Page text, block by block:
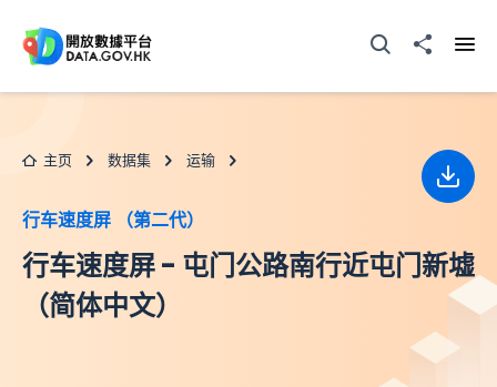
打开搜寻器分享至
主页 数据集 运输
行车速度屏 （第二代）
行车速度屏 - 屯门公路南行近屯门新墟
（简体中文）
下载